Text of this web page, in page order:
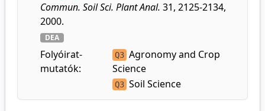
Commun. Soil Sci. Plant Anal. 31, 2125-2134,
2000.
DEA
Folyóirat-
mutatók:
Q3 Agronomy and Crop
Science
Q3 Soil Science